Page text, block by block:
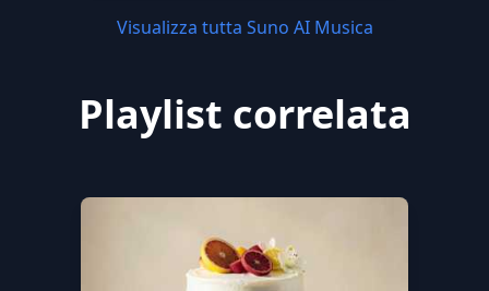
Visualizza tutta Suno AI Musica
Playlist correlata